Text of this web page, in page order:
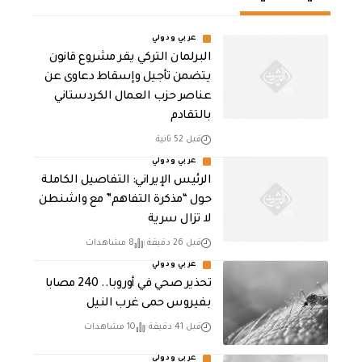
عربي ودولي
البرلمان التركي يقر مشروع قانون
يتضمن تأجيل وإسقاط دعاوى عن
عناصر حزب العمال الكردستاني
بالتقادم
قبل 52 ثانية
عربي ودولي
الرئيس الإيراني: التفاصيل الكاملة
حول “مذكرة التفاهم” مع واشنطن
لا تزال سرية
قبل 26 دقيقة 8 مشاهدات
عربي ودولي
تحذير صحي في أوروبا.. 240 مصابا
بفيروس حمى غرب النيل
قبل 41 دقيقة 10 مشاهدات
عربي ودولي